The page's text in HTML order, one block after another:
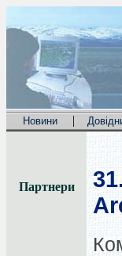
Новини |
Партнери